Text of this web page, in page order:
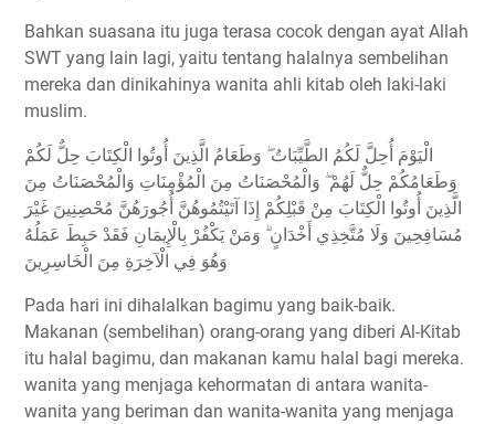
Bahkan suasana itu juga terasa cocok dengan ayat Allah
SWT yang lain lagi, yaitu tentang halalnya sembelihan
mereka dan dinikahinya wanita ahli kitab oleh laki-laki
muslim.
الْيَوْمَ أُحِلَّ لَكُمُ الطَّيِّبَاتُ ۖ وَطَعَامُ الَّذِينَ أُوتُوا الْكِتَابَ حِلٌّ لَكُمْ
وَطَعَامُكُمْ حِلٌّ لَهُمْ ۖ وَالْمُحْصَنَاتُ مِنَ الْمُؤْمِنَاتِ وَالْمُحْصَنَاتُ مِنَ
الَّذِينَ أُوتُوا الْكِتَابَ مِنْ قَبْلِكُمْ إِذَا آتَيْتُمُوهُنَّ أُجُورَهُنَّ مُحْصِنِينَ غَيْرَ
مُسَافِحِينَ وَلَا مُتَّخِذِي أَخْدَانٍ ۗ وَمَنْ يَكْفُرْ بِالْإِيمَانِ فَقَدْ حَبِطَ عَمَلُهُ
وَهُوَ فِي الْآخِرَةِ مِنَ الْخَاسِرِينَ
Pada hari ini dihalalkan bagimu yang baik-baik.
Makanan (sembelihan) orang-orang yang diberi Al-Kitab
itu halal bagimu, dan makanan kamu halal bagi mereka.
wanita yang menjaga kehormatan di antara wanita-
wanita yang beriman dan wanita-wanita yang menjaga